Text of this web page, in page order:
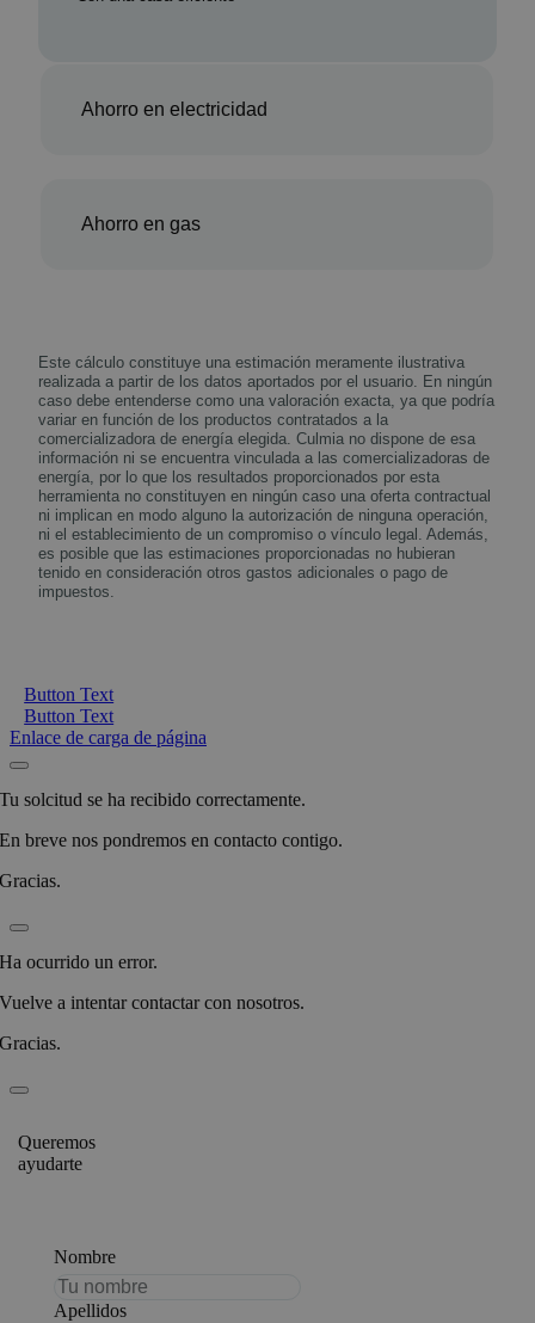
Ahorro en electricidad
Ahorro en gas
Este cálculo constituye una estimación meramente ilustrativa
realizada a partir de los datos aportados por el usuario. En ningún
caso debe entenderse como una valoración exacta, ya que podría
variar en función de los productos contratados a la
comercializadora de energía elegida. Culmia no dispone de esa
información ni se encuentra vinculada a las comercializadoras de
energía, por lo que los resultados proporcionados por esta
herramienta no constituyen en ningún caso una oferta contractual
ni implican en modo alguno la autorización de ninguna operación,
ni el establecimiento de un compromiso o vínculo legal. Además,
es posible que las estimaciones proporcionadas no hubieran
tenido en consideración otros gastos adicionales o pago de
impuestos.
Button Text
Button Text
Enlace de carga de página
Tu solcitud se ha recibido correctamente.
En breve nos pondremos en contacto contigo.
Gracias.
Ha ocurrido un error.
Vuelve a intentar contactar con nosotros.
Gracias.
Queremos
ayudarte
Nombre
Apellidos